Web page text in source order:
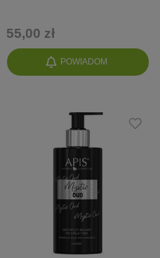
POWIADOM
55,00 zł